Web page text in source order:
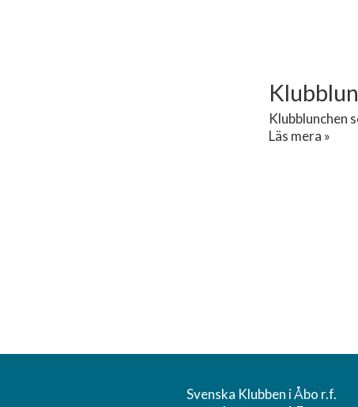
Klubblunchen
Läs mera »
Svenska Klubben i Åbo r.f.